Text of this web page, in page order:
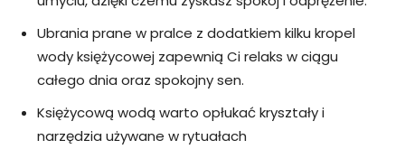
Ubrania prane w pralce z dodatkiem kilku kropel
wody księżycowej zapewnią Ci relaks w ciągu
całego dnia oraz spokojny sen.
Księżycową wodą warto opłukać kryształy i
narzędzia używane w rytuałach